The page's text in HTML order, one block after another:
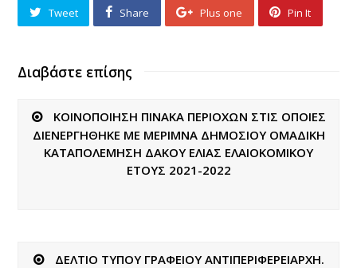
Tweet Share Plus one Pin It
Διαβάστε επίσης
ΚΟΙΝΟΠΟΙΗΣΗ ΠΙΝΑΚΑ ΠΕΡΙΟΧΩΝ ΣΤΙΣ ΟΠΟΙΕΣ
ΔΙΕΝΕΡΓΗΘΗΚΕ ΜΕ ΜΕΡΙΜΝΑ ΔΗΜΟΣΙΟΥ ΟΜΑΔΙΚΗ
ΚΑΤΑΠΟΛΕΜΗΣΗ ΔΑΚΟΥ ΕΛΙΑΣ ΕΛΑΙΟΚΟΜΙΚΟΥ
ΕΤΟΥΣ 2021-2022
ΔΕΛΤΙΟ ΤΥΠΟΥ ΓΡΑΦΕΙΟΥ ΑΝΤΙΠΕΡΙΦΕΡΕΙΑΡΧΗ.